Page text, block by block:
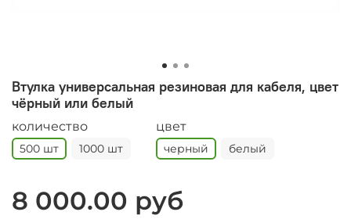
Втулка универсальная резиновая для кабеля, цвет
чёрный или белый
количество
500 шт 1000 шт
цвет
черный белый
8 000.00 руб